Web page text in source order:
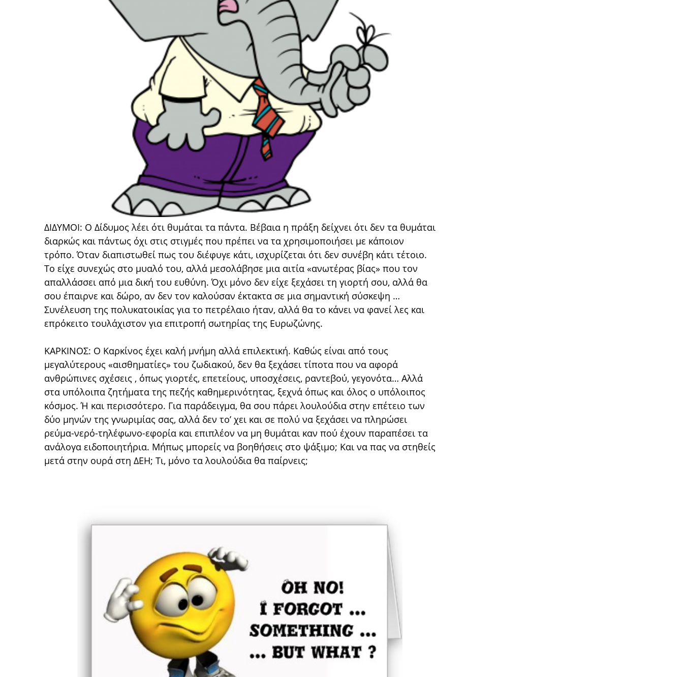
ΔΙΔΥΜΟΙ: Ο Δίδυμος λέει ότι θυμάται τα πάντα. Βέβαια η πράξη δείχνει ότι δεν τα θυμάται
διαρκώς και πάντως όχι στις στιγμές που πρέπει να τα χρησιμοποιήσει με κάποιον
τρόπο. Όταν διαπιστωθεί πως του διέφυγε κάτι, ισχυρίζεται ότι δεν συνέβη κάτι τέτοιο.
Το είχε συνεχώς στο μυαλό του, αλλά μεσολάβησε μια αιτία «ανωτέρας βίας» που τον
απαλλάσσει από μια δική του ευθύνη. Όχι μόνο δεν είχε ξεχάσει τη γιορτή σου, αλλά θα
σου έπαιρνε και δώρο, αν δεν τον καλούσαν έκτακτα σε μια σημαντική σύσκεψη …
Συνέλευση της πολυκατοικίας για το πετρέλαιο ήταν, αλλά θα το κάνει να φανεί λες και
επρόκειτο τουλάχιστον για επιτροπή σωτηρίας της Ευρωζώνης.
ΚΑΡΚΙΝΟΣ: Ο Καρκίνος έχει καλή μνήμη αλλά επιλεκτική. Καθώς είναι από τους
μεγαλύτερους «αισθηματίες» του ζωδιακού, δεν θα ξεχάσει τίποτα που να αφορά
ανθρώπινες σχέσεις , όπως γιορτές, επετείους, υποσχέσεις, ραντεβού, γεγονότα… Αλλά
στα υπόλοιπα ζητήματα της πεζής καθημερινότητας, ξεχνά όπως και όλος ο υπόλοιπος
κόσμος. Ή και περισσότερο. Για παράδειγμα, θα σου πάρει λουλούδια στην επέτειο των
δύο μηνών της γνωριμίας σας, αλλά δεν το’ χει και σε πολύ να ξεχάσει να πληρώσει
ρεύμα-νερό-τηλέφωνο-εφορία και επιπλέον να μη θυμάται καν πού έχουν παραπέσει τα
ανάλογα ειδοποιητήρια. Μήπως μπορείς να βοηθήσεις στο ψάξιμο; Και να πας να στηθείς
μετά στην ουρά στη ΔΕΗ; Τι, μόνο τα λουλούδια θα παίρνεις;